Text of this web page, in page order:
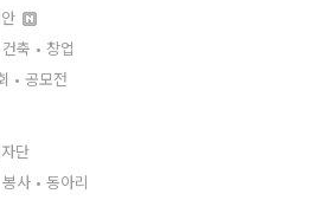
축 • 창업
• 공모전
단
사 • 동아리